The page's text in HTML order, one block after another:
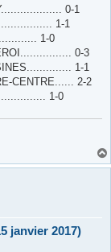
0-1
1-1
1-0
0-3
1-1
CENTRE...... 2-2
1-0
janvier 2017)